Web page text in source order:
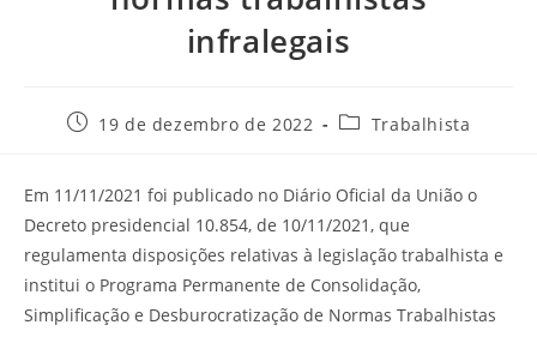
infralegais
19 de dezembro de 2022 Trabalhista
Em 11/11/2021 foi publicado no Diário Oficial da União o
Decreto presidencial 10.854, de 10/11/2021, que
regulamenta disposições relativas à legislação trabalhista e
institui o Programa Permanente de Consolidação,
Simplificação e Desburocratização de Normas Trabalhistas